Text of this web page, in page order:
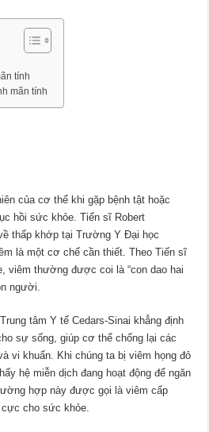
tính
mãn tính
của cơ thể khi gặp bệnh tật hoặc
hồi sức khỏe. Tiến sĩ Robert
thấp khớp tại Trường Y Đại học
là một cơ chế cần thiết. Theo Tiến sĩ
viêm thường được coi là “con dao hai
người.
tâm Y tế Cedars-Sinai khẳng định
sự sống, giúp cơ thể chống lại các
vi khuẩn. Khi chúng ta bị viêm họng đỏ
hệ miễn dịch đang hoạt động để ngăn
hợp này được gọi là viêm cấp
cho sức khỏe.